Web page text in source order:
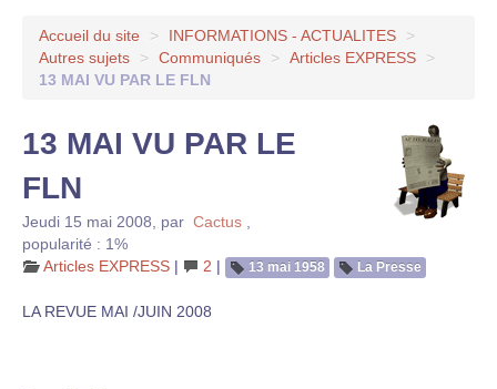
Accueil du site > INFORMATIONS - ACTUALITES
>
Autres sujets
> Communiqués > Articles EXPRESS
>
13 MAI VU PAR LE FLN
13 MAI VU PAR LE
FLN
Jeudi 15 mai 2008 par Cactus
popularité : 1%
Articles EXPRESS | 2 | 13 mai 1958 La Presse
LA REVUE MAI /JUIN 2008